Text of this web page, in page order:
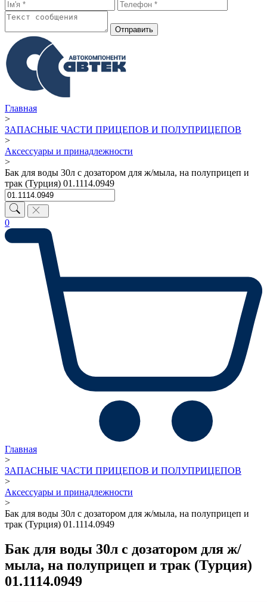
Отправить
Главная
>
ЗАПАСНЫЕ ЧАСТИ ПРИЦЕПОВ И ПОЛУПРИЦЕПОВ
>
Аксессуары и принадлежности
>
Бак для воды 30л с дозатором для ж/мыла, на полуприцеп и
трак (Турция) 01.1114.0949
0
Главная
>
ЗАПАСНЫЕ ЧАСТИ ПРИЦЕПОВ И ПОЛУПРИЦЕПОВ
>
Аксессуары и принадлежности
>
Бак для воды 30л с дозатором для ж/мыла, на полуприцеп и
трак (Турция) 01.1114.0949
Бак для воды 30л с дозатором для ж/
мыла, на полуприцеп и трак (Турция)
01.1114.0949